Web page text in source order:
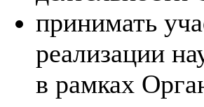
принимать
реализации
в рамках